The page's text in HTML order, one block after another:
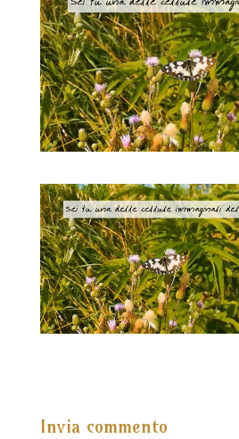
Invia commento